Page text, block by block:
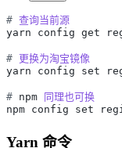
# 查询当前源
yarn
config get
# 更换为淘宝镜像
yarn
config set
# npm
同理也可换
npm config set
Yarn 命令